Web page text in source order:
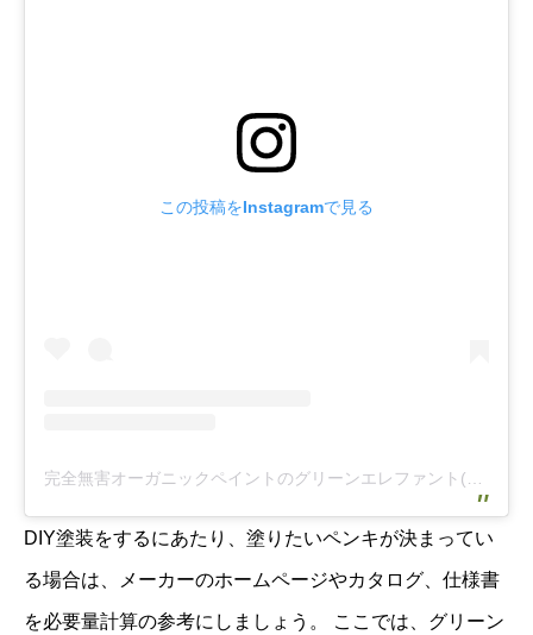
この投稿をInstagramで見る
完全無害オーガニックペイントのグリーンエレファント(@organic_paint_greenelephantco)がシェアした投稿
DIY塗装をするにあたり、塗りたいペンキが決まってい
る場合は、メーカーのホームページやカタログ、仕様書
を必要量計算の参考にしましょう。 ここでは、グリーン